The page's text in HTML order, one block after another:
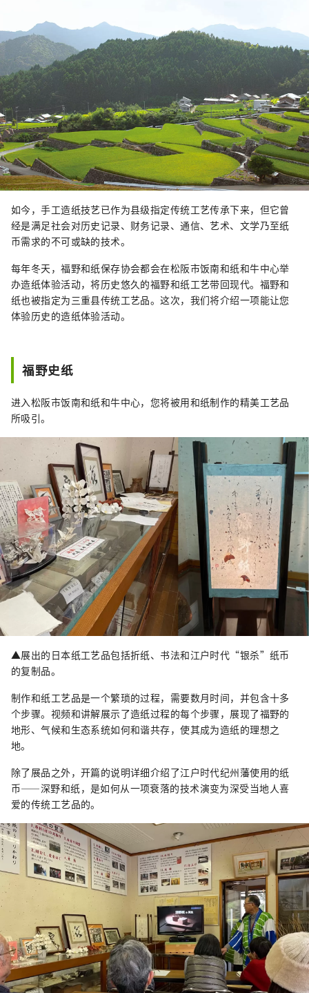
如今，手工造纸技艺已作为县级指定传统工艺传承下来，但它曾
经是满足社会对历史记录、财务记录、通信、艺术、文学乃至纸
币需求的不可或缺的技术。
每年冬天，福野和纸保存协会都会在松阪市饭南和纸和牛中心举
办造纸体验活动，将历史悠久的福野和纸工艺带回现代。福野和
纸也被指定为三重县传统工艺品。这次，我们将介绍一项能让您
体验历史的造纸体验活动。
福野史纸
进入松阪市饭南和纸和牛中心，您将被用和纸制作的精美工艺品
所吸引。
▲展出的日本纸工艺品包括折纸、书法和江户时代“银杀”纸币
的复制品。
制作和纸工艺品是一个繁琐的过程，需要数月时间，并包含十多
个步骤。视频和讲解展示了造纸过程的每个步骤，展现了福野的
地形、气候和生态系统如何和谐共存，使其成为造纸的理想之
地。
除了展品之外，开篇的说明详细介绍了江户时代纪州藩使用的纸
币——深野和纸，是如何从一项衰落的技术演变为深受当地人喜
爱的传统工艺品的。